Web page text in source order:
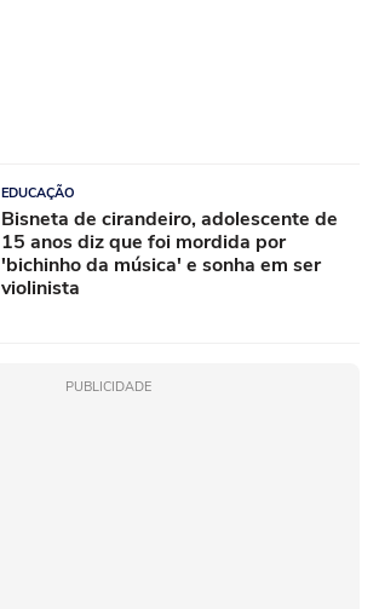
EDUCAÇÃO
Bisneta de cirandeiro, adolescente de
15 anos diz que foi mordida por
'bichinho da música' e sonha em ser
violinista
PUBLICIDADE